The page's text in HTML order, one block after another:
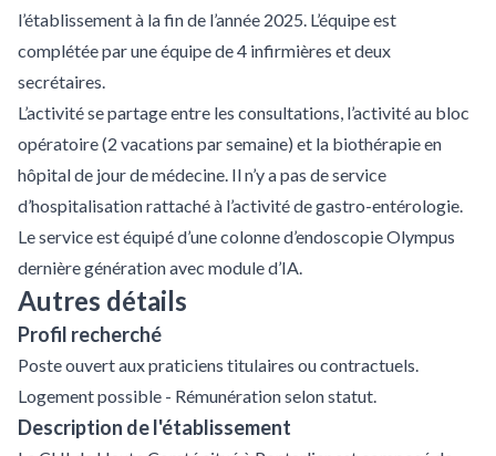
l’établissement à la fin de l’année 2025. L’équipe est
complétée par une équipe de 4 infirmières et deux
secrétaires.
L’activité se partage entre les consultations, l’activité au bloc
opératoire (2 vacations par semaine) et la biothérapie en
hôpital de jour de médecine. Il n’y a pas de service
d’hospitalisation rattaché à l’activité de gastro-entérologie.
Le service est équipé d’une colonne d’endoscopie Olympus
dernière génération avec module d’IA.
Autres détails
Profil recherché
Poste ouvert aux praticiens titulaires ou contractuels.
Logement possible - Rémunération selon statut.
Description de l'établissement